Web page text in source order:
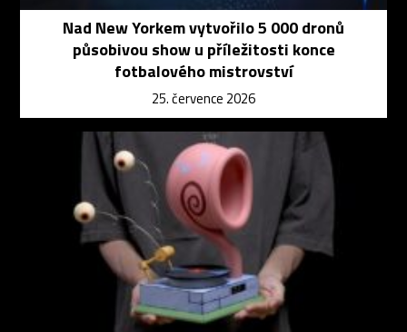
Nad New Yorkem vytvořilo 5 000 dronů
působivou show u příležitosti konce
fotbalového mistrovství
25. července 2026